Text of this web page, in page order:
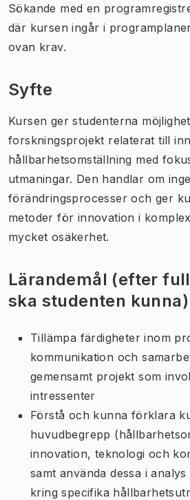
Sökande med en
där kursen ingår i
ovan krav.
Syfte
Kursen ger studenterna
forskningsprojekt relaterat till
hållbarhetsomställning med
utmaningar. Den handlar om
förändringsprocesser och ger
metoder för innovation i
mycket osäkerhet.
Lärandemål (efter
ska studenten kunna)
Tillämpa färdigheter inom
kommunikation och
gemensamt projekt som
intressenter
Förstå och kunna förklara
huvudbegrepp
innovation, teknologi och
samt använda dessa i
kring specifika